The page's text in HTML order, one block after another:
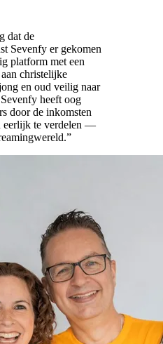
dat de
Sevenfy er gekomen
platform met een
christelijke
en oud veilig naar
heeft oog
door de inkomsten
eerlijk te verdelen —
”